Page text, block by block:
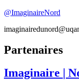
@ImaginaireNord
Partenaires
Imaginaire
|